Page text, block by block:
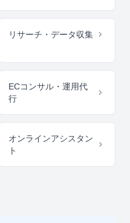
リサーチ・データ収集
ECコンサル・運用代
行
オンラインアシスタン
ト